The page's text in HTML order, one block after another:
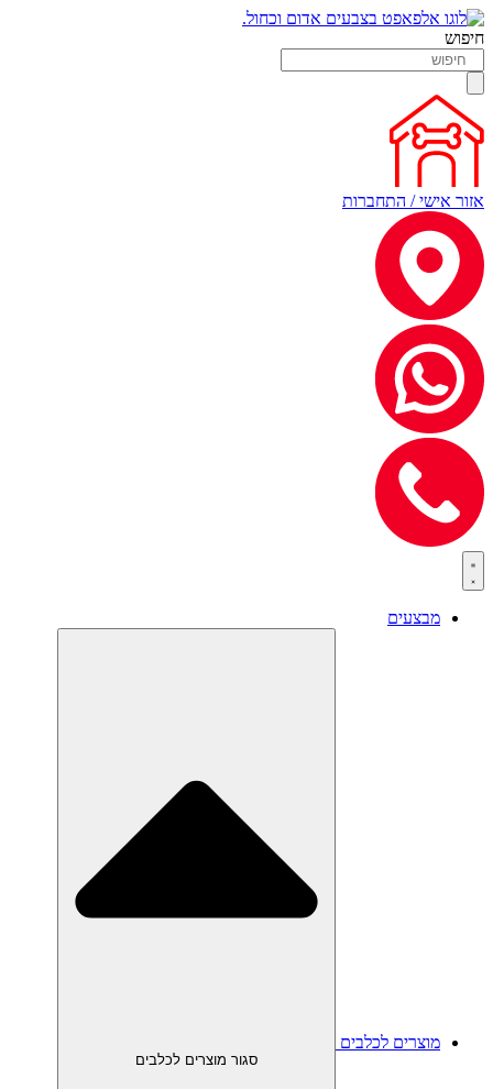
חיפוש
אזור אישי / התחברות
מבצעים
מוצרים לכלבים
סגור מוצרים לכלבים